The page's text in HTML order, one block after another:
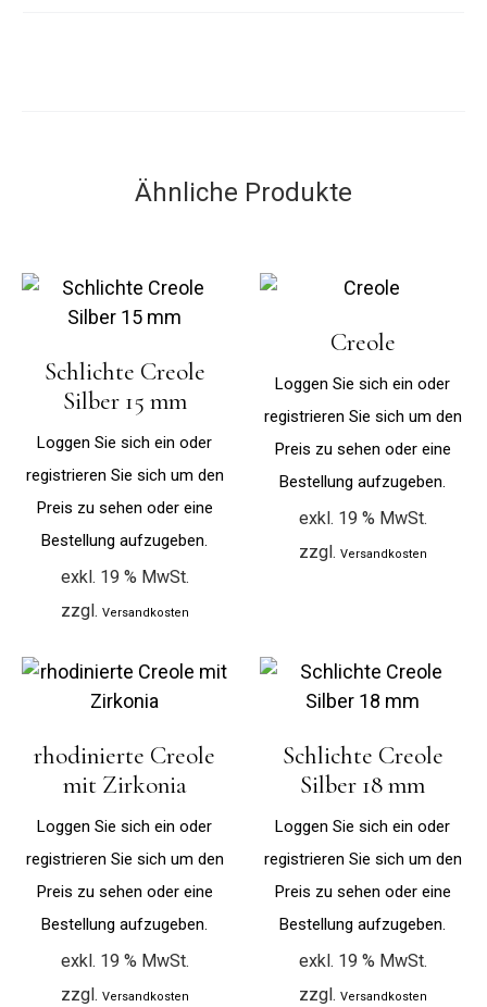
Ähnliche Produkte
Schlichte Creole
Silber 15 mm
Loggen Sie sich ein oder
registrieren Sie sich um den
Preis zu sehen oder eine
Bestellung aufzugeben.
exkl. 19 % MwSt.
zzgl. Versandkosten
Creole
Loggen Sie sich ein oder
registrieren Sie sich um den
Preis zu sehen oder eine
Bestellung aufzugeben.
exkl. 19 % MwSt.
zzgl. Versandkosten
rhodinierte Creole
mit Zirkonia
Loggen Sie sich ein oder
registrieren Sie sich um den
Preis zu sehen oder eine
Bestellung aufzugeben.
exkl. 19 % MwSt.
zzgl. Versandkosten
Schlichte Creole
Silber 18 mm
Loggen Sie sich ein oder
registrieren Sie sich um den
Preis zu sehen oder eine
Bestellung aufzugeben.
exkl. 19 % MwSt.
zzgl. Versandkosten